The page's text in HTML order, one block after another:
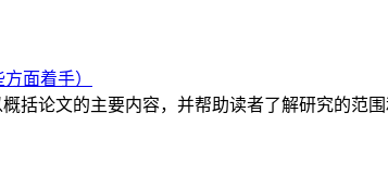
面着手）
括论文的主要内容，并帮助读者了解研究的范